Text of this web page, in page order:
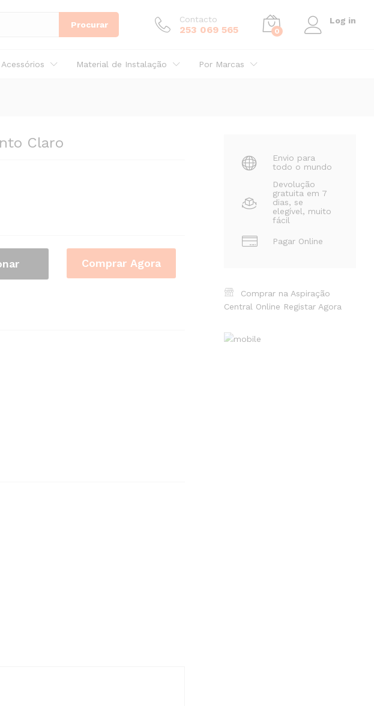
Procurar
Contacto
253 069 565 0
Log in
Material de Instalação Por Marcas
Claro
Comprar Agora
Envio para
todo o mundo
Devolução
gratuita em 7
dias, se
elegível, muito
fácil
Pagar Online
Comprar na Aspiração
Central Online Registar Agora